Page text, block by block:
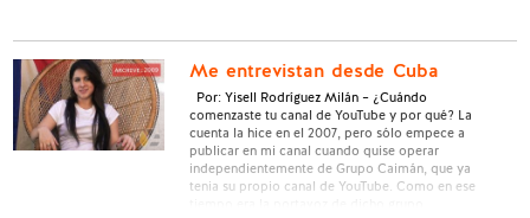
Me entrevistan desde Cuba
Por: Yisell Rodríguez Milán – ¿Cuándo
comenzaste tu canal de YouTube y por qué? La
cuenta la hice en el 2007, pero sólo empece a
publicar en mi canal cuando quise operar
independientemente de Grupo Caimán, que ya
tenia su propio canal de YouTube. Como en ese